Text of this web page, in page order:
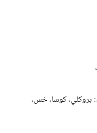
كوسا، خس،